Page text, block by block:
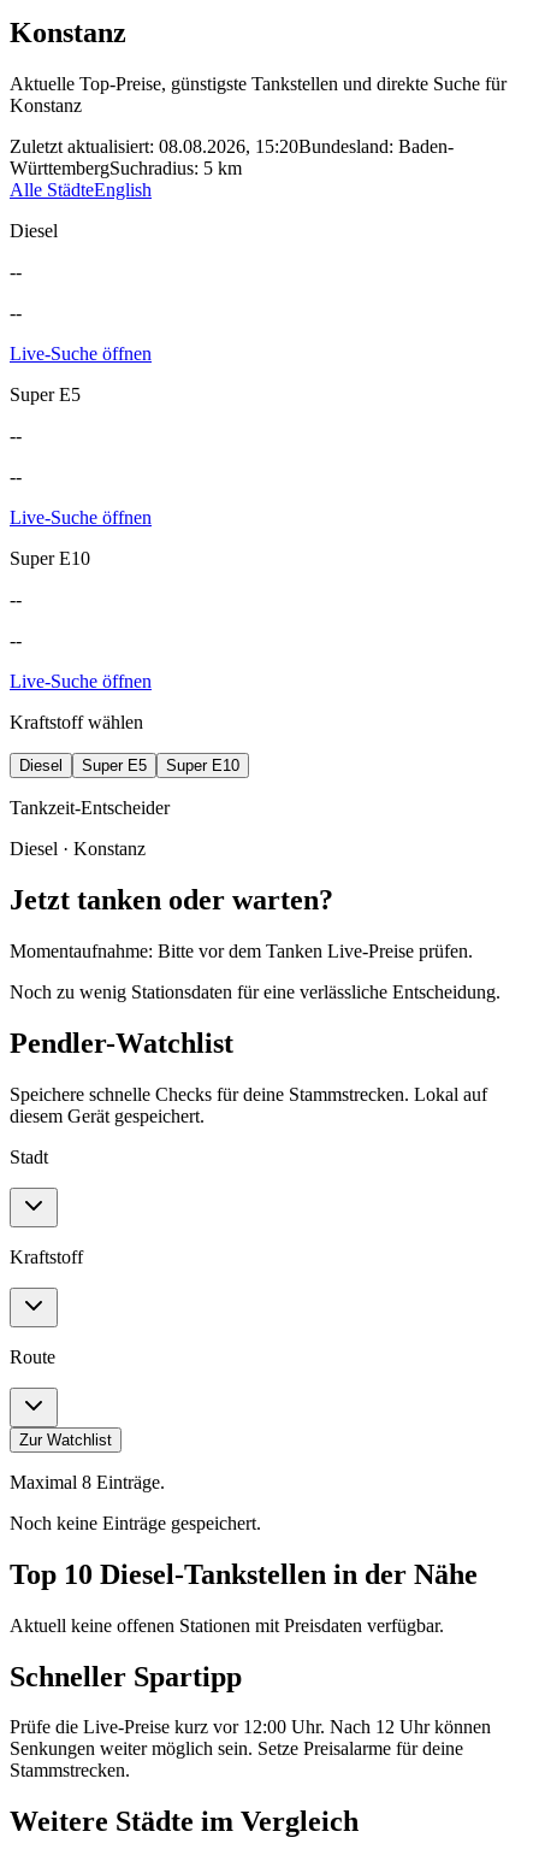
Konstanz
Aktuelle Top-Preise, günstigste Tankstellen und direkte Suche für
Konstanz
Zuletzt aktualisiert: 08.08.2026, 15:20Bundesland: Baden-
WürttembergSuchradius: 5 km
Alle StädteEnglish
Diesel
--
--
Live-Suche öffnen
Super E5
--
--
Live-Suche öffnen
Super E10
--
--
Live-Suche öffnen
Kraftstoff wählen
Diesel Super E5 Super E10
Tankzeit-Entscheider
Diesel · Konstanz
Jetzt tanken oder warten?
Momentaufnahme: Bitte vor dem Tanken Live-Preise prüfen.
Noch zu wenig Stationsdaten für eine verlässliche Entscheidung.
Pendler-Watchlist
Speichere schnelle Checks für deine Stammstrecken. Lokal auf
diesem Gerät gespeichert.
Stadt
Kraftstoff
Route
Zur Watchlist
Maximal 8 Einträge.
Noch keine Einträge gespeichert.
Top 10 Diesel-Tankstellen in der Nähe
Aktuell keine offenen Stationen mit Preisdaten verfügbar.
Schneller Spartipp
Prüfe die Live-Preise kurz vor 12:00 Uhr. Nach 12 Uhr können
Senkungen weiter möglich sein. Setze Preisalarme für deine
Stammstrecken.
Weitere Städte im Vergleich